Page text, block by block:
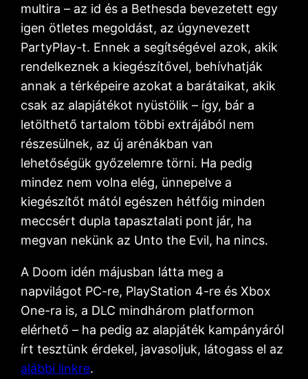
multira – az id és a Bethesda bevezetett egy
igen ötletes megoldást, az úgynevezett
PartyPlay-t. Ennek a segítségével azok, akik
rendelkeznek a kiegészítővel, behívhatják
annak a térképeire azokat a barátaikat, akik
csak az alapjátékot nyüstölik – így, bár a
letölthető tartalom többi extrájából nem
részesülnek, az új arénákban van
lehetőségük győzelemre törni. Ha pedig
mindez nem volna elég, ünnepelve a
kiegészítőt mától egészen hétfőig minden
meccsért dupla tapasztalati pont jár, ha
megvan nekünk az Unto the Evil, ha nincs.
A Doom idén májusban látta meg a
napvilágot PC-re, PlayStation 4-re és Xbox
One-ra is, a DLC mindhárom platformon
elérhető – ha pedig az alapjáték kampányáról
írt tesztünk érdekel, javasoljuk, látogass el az
alábbi linkre.